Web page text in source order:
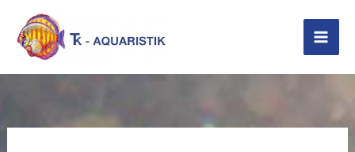
Inhalt
springen